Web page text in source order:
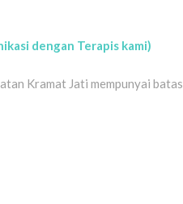
dengan Terapis kami)
Kramat Jati mempunyai batas